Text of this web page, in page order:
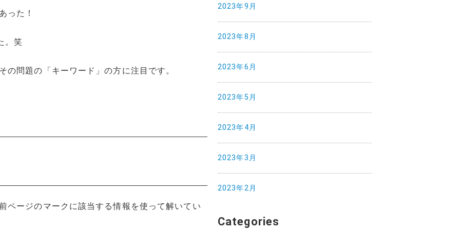
った！
。笑
の問題の「キーワード」の方に注目です。
ページのマークに該当する情報を使って解いてい
2023年9月
2023年8月
2023年6月
2023年5月
2023年4月
2023年3月
2023年2月
Categories